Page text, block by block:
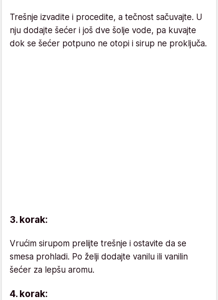
Trešnje izvadite i procedite, a tečnost sačuvajte. U
nju dodajte šećer i još dve šolje vode, pa kuvajte
dok se šećer potpuno ne otopi i sirup ne proključa.
3. korak:
Vrućim sirupom prelijte trešnje i ostavite da se
smesa prohladi. Po želji dodajte vanilu ili vanilin
šećer za lepšu aromu.
4. korak: